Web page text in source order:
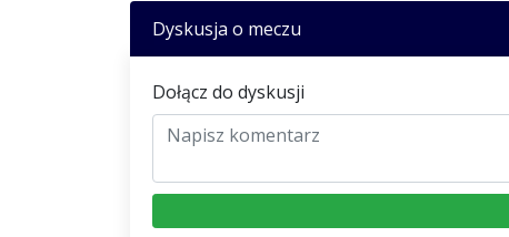
Dyskusja o meczu
Dołącz do dyskusji